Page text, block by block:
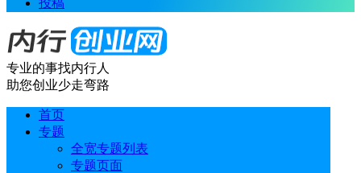
投稿
专业的事找内行人
助您创业少走弯路
首页
专题
全宽专题列表
专题页面